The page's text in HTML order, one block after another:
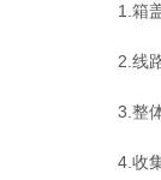
1.箱盖
2.线路
3.整体
4.收集